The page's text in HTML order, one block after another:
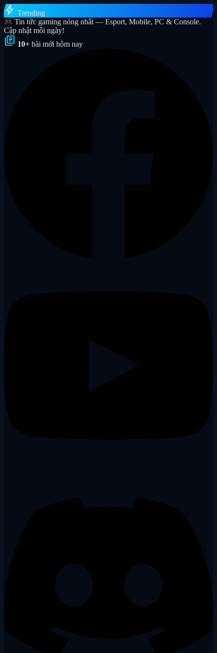
bolt Trending
Tin tức gaming nóng nhất — Esport, Mobile, PC & Console.
Cập nhật mỗi ngày!
library_books 10+ bài mới hôm nay